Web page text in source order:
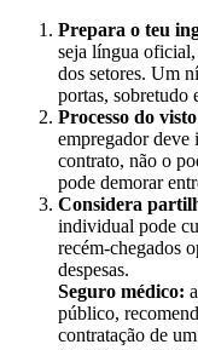
Prepara o teu
seja língua
dos setores. Um
portas, sobretudo
Processo do visto
empregador
contrato, não o
pode demorar
Considera
individual pode
recém-chegados
despesas.
Seguro médico:
público,
contratação de